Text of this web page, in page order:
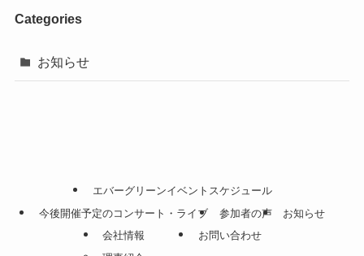
Categories
お知らせ
エバーグリーンイベントスケジュール
今後開催予定のコンサート・ライブ
参加者の声
お知らせ
会社情報
お問い合わせ